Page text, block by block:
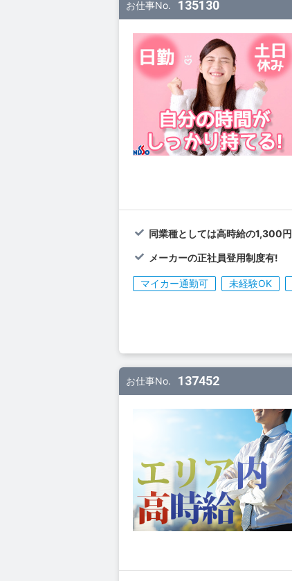
お仕事No. 135130
同業種としては高時給の1,300円
メーカーの正社員登用制度有!
マイカー通勤可 未経験OK
お仕事No. 137452